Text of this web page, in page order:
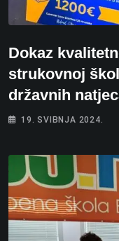
Dokaz
strukovnoj
državnih
19. SVIBNJA 2024.